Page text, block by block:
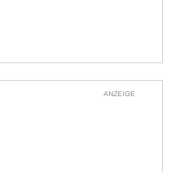
ANZEIGE